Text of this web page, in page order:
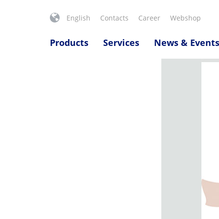
English Contacts Career Webshop
Products Services News & Events